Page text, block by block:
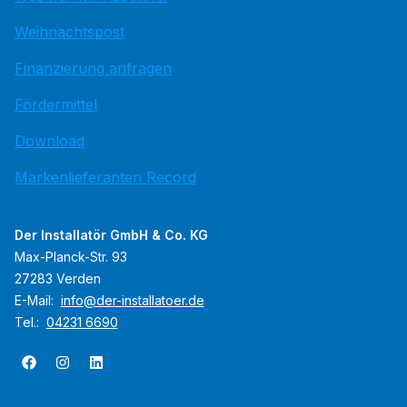
Weihnachtspost
Finanzierung anfragen
Fördermittel
Download
Markenlieferanten Record
Der Installatör GmbH & Co. KG
Max-Planck-Str. 93
27283 Verden
E-Mail: info@der-installatoer.de
Tel.: 04231 6690